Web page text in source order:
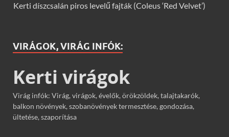
Kerti díszcsalán piros levelű fajták (Coleus ‘Red Velvet’)
VIRÁGOK, VIRÁG INFÓK:
Kerti virágok
Virág infók: Virág, virágok, évelők, örökzöldek, talajtakarók,
balkon növények, szobanövények termesztése, gondozása,
ültetése, szaporítása